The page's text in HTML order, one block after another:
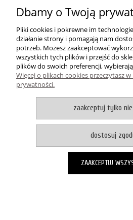
PŁATNOŚCI I
INFORMACJE
O NAS
Dywanowo| ul. 1 Maja 37A | 87-
kujawsko-pomorskie | tel.: 732 220
pokaż pełną
Sklep internetowy
Dbamy o Twoją
Pliki cookies i pokrewne im
działanie strony i pomagają nam
potrzeb. Możesz zaakceptować
wszystkich tych plików i przejść do
plików do swoich preferencji,
Więcej o plikach cookies przeczytasz
prywatności.
zaakceptuj tylko
dostosuj
ZAAKCEPTUJ